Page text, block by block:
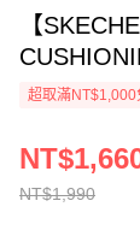
【
超取滿NT$1,000
NT$1,990